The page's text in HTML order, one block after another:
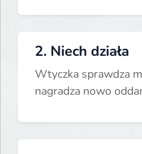
2. Niech działa
Wtyczka sprawdza
nagradza nowo